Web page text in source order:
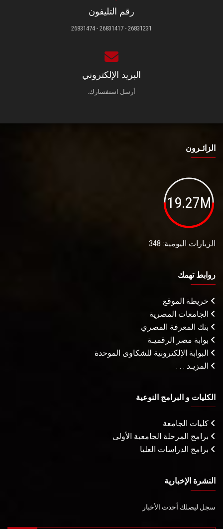
رقم التليفون
26831231 - 26831417 - 26831474
البريد الإلكتروني
أرسل استفسارك.
الزائـرون
19.27M
الزيارات اليومية: 348
روابط تهمك
خريطة الموقع
الجامعات المصرية
بنك المعرفة المصري
بوابة مصر الرقميـة
البوابة الإلكترونية للشكاوى الموحدة
المزيـد . . .
الكليات و البرامج النوعية
كليات الجامعة
برامج المرحلة الجامعية الأولى
برامج الدراسات العليا
النشرة الإخبارية
سجل ليصلك أحدث الأخبار